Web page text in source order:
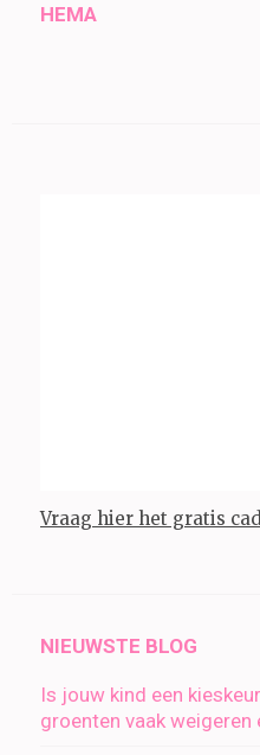
HEMA
Vraag hier het gratis
NIEUWSTE BLOG
Is jouw kind een
groenten vaak